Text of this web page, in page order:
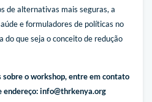
de alternativas mais seguras, a
e formuladores de políticas no
do que seja o conceito de redução
o workshop, entre em contato
endereço:info@thrkenya.org